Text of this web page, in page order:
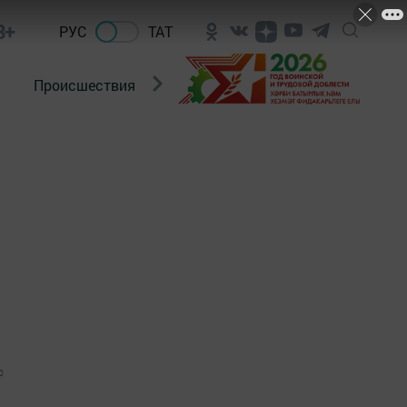
РУС ТАТ
Происшествия Новости Госавтоинспекции